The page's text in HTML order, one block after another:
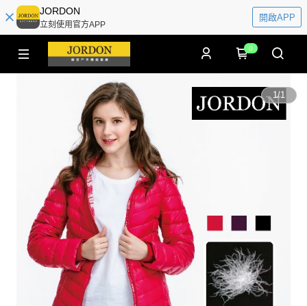
JORDON
立刻使用官方APP
開啟APP
0
1/1